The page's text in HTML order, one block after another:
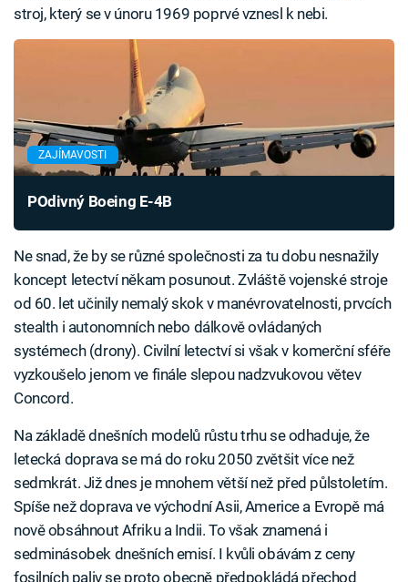
stroj, který se v únoru 1969 poprvé vznesl k nebi.
ZAJÍMAVOSTI
POdivný Boeing E-4B
Ne snad, že by se různé společnosti za tu dobu nesnažily
koncept letectví někam posunout. Zvláště vojenské stroje
od 60. let učinily nemalý skok v manévrovatelnosti, prvcích
stealth i autonomních nebo dálkově ovládaných
systémech (drony). Civilní letectví si však v komerční sféře
vyzkoušelo jenom ve finále slepou nadzvukovou větev
Concord.
Na základě dnešních modelů růstu trhu se odhaduje, že
letecká doprava se má do roku 2050 zvětšit více než
sedmkrát. Již dnes je mnohem větší než před půlstoletím.
Spíše než doprava ve východní Asii, Americe a Evropě má
nově obsáhnout Afriku a Indii. To však znamená i
sedminásobek dnešních emisí. I kvůli obávám z ceny
fosilních paliv se proto obecně předpokládá přechod